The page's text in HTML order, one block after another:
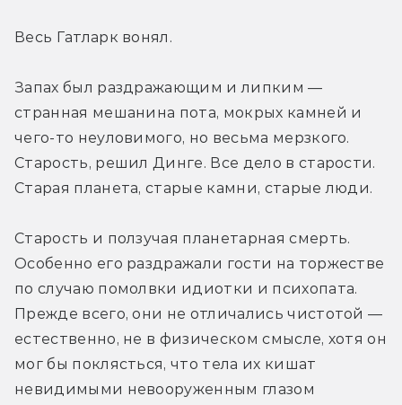
Весь Гатларк вонял.
Запах был раздражающим и липким —
странная мешанина пота, мокрых камней и
чего-то неуловимого, но весьма мерзкого.
Старость, решил Динге. Все дело в старости.
Старая планета, старые камни, старые люди.
Старость и ползучая планетарная смерть.
Особенно его раздражали гости на торжестве
по случаю помолвки идиотки и психопата.
Прежде всего, они не отличались чистотой —
естественно, не в физическом смысле, хотя он
мог бы поклясться, что тела их кишат
невидимыми невооруженным глазом